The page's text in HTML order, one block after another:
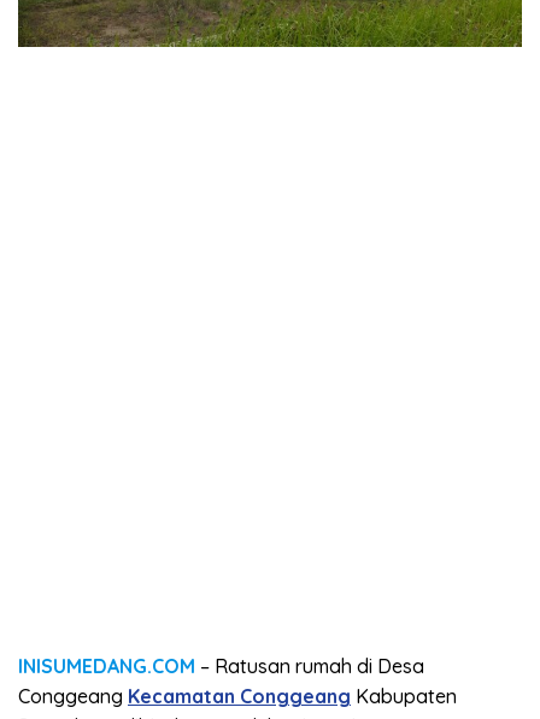
INISUMEDANG.COM – Ratusan rumah di Desa
Conggeang Kecamatan Conggeang Kabupaten